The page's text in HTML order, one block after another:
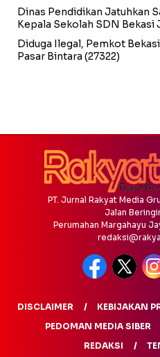
Dinas Pendidikan Jatuhkan
Kepala Sekolah SDN Bekasi
Diduga Ilegal, Pemkot
Pasar Bintara (27322)
PT. Jurnal Rakyat Media
Jalan
Perumahan Margahayu
DISCLAIMER KEBIJAKAN
PEDOMAN MEDIA SIBER
REDAKSI